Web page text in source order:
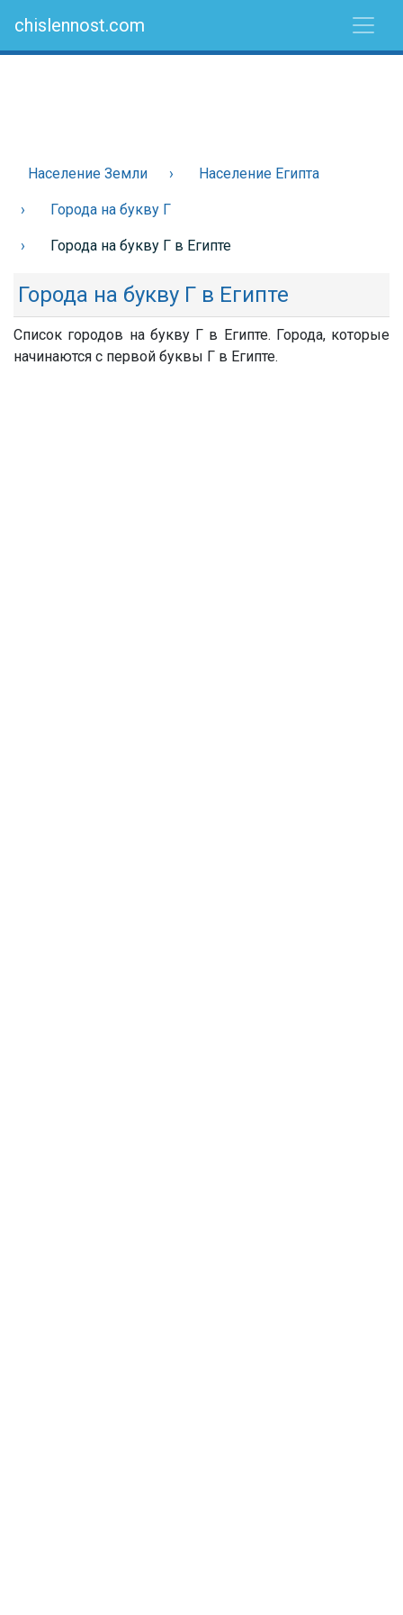
chislennost.com
Население Земли Население Египта
Города на букву Г
Города на букву Г в Египте
Города на букву Г в Египте
Список городов на букву Г в Египте. Города, которые
начинаются с первой буквы Г в Египте.